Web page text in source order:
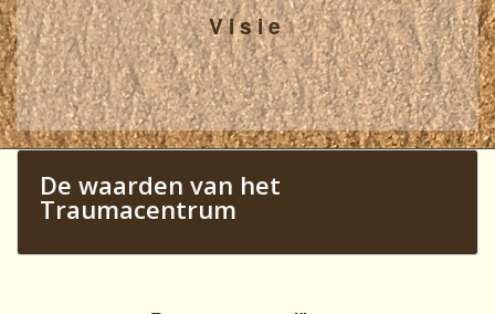
Visie
De waarden van het
Traumacentrum